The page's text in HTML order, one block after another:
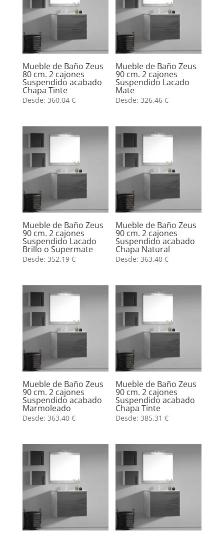
Mueble de Baño Zeus
80 cm. 2 cajones
Suspendido acabado
Chapa Tinte
Desde: 360,04 €
Mueble de Baño Zeus
90 cm. 2 cajones
Suspendido Lacado
Mate
Desde:326,46€
Mueble de Baño Zeus
90 cm. 2 cajones
Suspendido Lacado
Brillo o Supermate
Desde: 352,19 €
Mueble de Baño Zeus
90 cm. 2 cajones
Suspendido acabado
Chapa Natural
Desde:363,40€
Mueble de Baño Zeus
90 cm. 2 cajones
Suspendido acabado
Marmoleado
Desde: 363,40 €
Mueble de Baño Zeus
90 cm. 2 cajones
Suspendido acabado
Chapa Tinte
Desde:385,31€